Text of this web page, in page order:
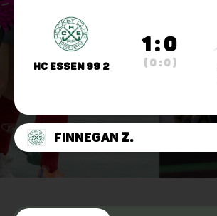
HC Essen 99 2
1 : 0
( 0 : 0 )
Finnegan Z.